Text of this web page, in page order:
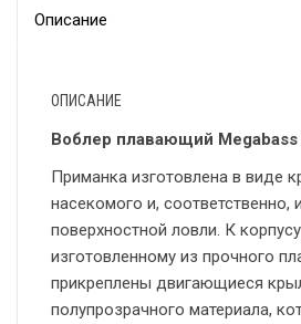
Описание
ОПИСАНИЕ
Воблер плавающий
Приманка изготовлена в виде
насекомого и, соответственно,
поверхностной ловли. К
изготовленному из прочного
прикреплены двигающиеся
полупрозрачного материала,